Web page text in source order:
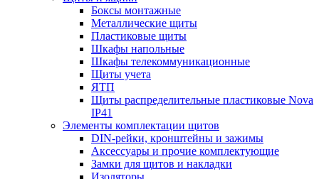
Боксы монтажные
Металлические щиты
Пластиковые щиты
Шкафы напольные
Шкафы телекоммуникационные
Щиты учета
ЯТП
Щиты распределительные пластиковые Nova
IP41
Элементы комплектации щитов
DIN-рейки, кронштейны и зажимы
Аксессуары и прочие комплектующие
Замки для щитов и накладки
Изоляторы